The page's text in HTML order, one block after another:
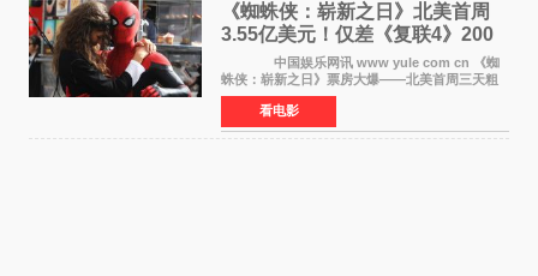
《蜘蛛侠：崭新之日》北美首周
3.55亿美元！仅差《复联4》200
万 影史第二全球开画
中国娱乐网讯 www yule com cn 《蜘
蛛侠：崭新之日》票房大爆——北美首周三天粗
报3 55亿美元，仅比影史最高北美开画《复仇者
联盟4：终局之战》的3 571亿美元少200万出头，
精报调整后仍
看电影